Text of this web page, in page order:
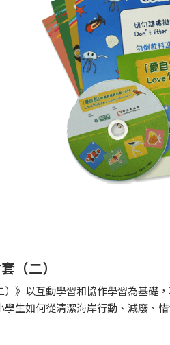
（二）
）》以互動學習和協作學習為基礎
生如何從清潔海岸行動、減廢、